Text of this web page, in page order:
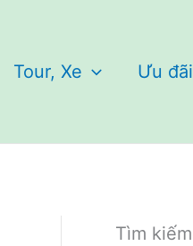
Tour, Xe Ưu đãi
Tìm kiếm